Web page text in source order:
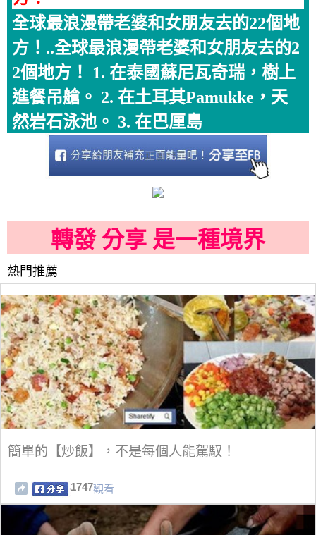
全球最浪漫帶老婆和女朋友去的22個地
方！..全球最浪漫帶老婆和女朋友去的2
2個地方！ 1. 在泰國蘇尼瓦奇瑞，樹上
進餐吊艙。 2. 在土耳其Pamukke，天
然岩石泳池。 3. 在巴厘島
轉發 分享 是一種境界
熱門推薦
簡單的【炒飯】，不是每個人能駕馭！
1747觀看